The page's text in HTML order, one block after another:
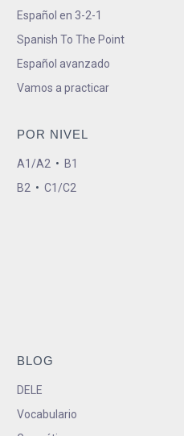
Español en 3-2-1
Spanish To The Point
Español avanzado
Vamos a practicar
POR NIVEL
A1/A2 • B1
B2 • C1/C2
BLOG
DELE
Vocabulario